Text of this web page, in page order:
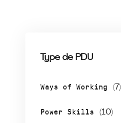
Type de PDU
Ways of Working (7)
Power Skills (10)